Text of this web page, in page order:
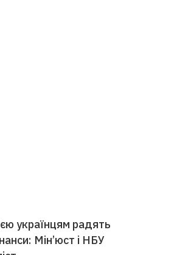
українцям радять
Мін’юст і НБУ